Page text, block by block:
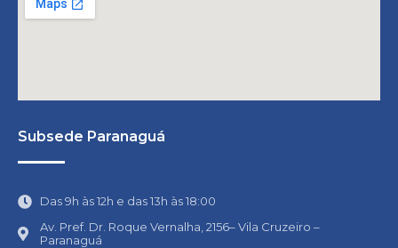
Subsede Paranaguá
Das 9h às 12h e das 13h às 18:00
Av. Pref. Dr. Roque Vernalha, 2156– Vila Cruzeiro –
Paranaguá